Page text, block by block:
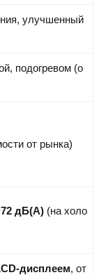
улучшенный
подогревом (о
от рынка)
дБ(A) (на холо
дисплеем, от